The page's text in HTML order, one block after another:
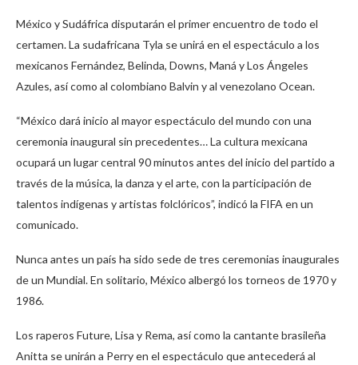
México y Sudáfrica disputarán el primer encuentro de todo el
certamen. La sudafricana Tyla se unirá en el espectáculo a los
mexicanos Fernández, Belinda, Downs, Maná y Los Ángeles
Azules, así como al colombiano Balvin y al venezolano Ocean.
“México dará inicio al mayor espectáculo del mundo con una
ceremonia inaugural sin precedentes… La cultura mexicana
ocupará un lugar central 90 minutos antes del inicio del partido a
través de la música, la danza y el arte, con la participación de
talentos indígenas y artistas folclóricos”, indicó la FIFA en un
comunicado.
Nunca antes un país ha sido sede de tres ceremonias inaugurales
de un Mundial. En solitario, México albergó los torneos de 1970 y
1986.
Los raperos Future, Lisa y Rema, así como la cantante brasileña
Anitta se unirán a Perry en el espectáculo que antecederá al